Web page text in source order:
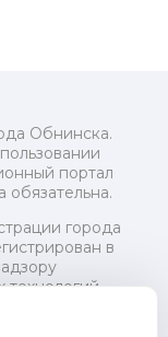
Обнинска.
портал
города
в
технологий
24 июля